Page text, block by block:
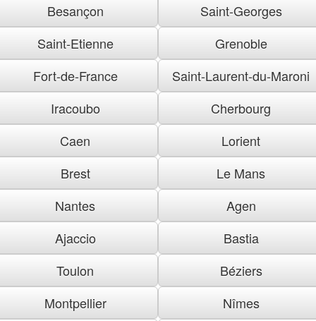
Besançon
Saint-Georges
Saint-Etienne
Grenoble
Fort-de-France
Saint-Laurent-du-Maroni
Iracoubo
Cherbourg
Caen
Lorient
Brest
Le Mans
Nantes
Agen
Ajaccio
Bastia
Toulon
Béziers
Montpellier
Nîmes